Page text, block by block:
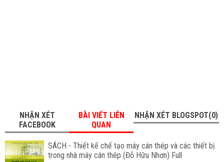
NHẬN XÉT
FACEBOOK
BÀI VIẾT LIÊN
QUAN
NHẬN XÉT BLOGSPOT(0)
SÁCH - Thiết kế chế tạo máy cán thép và các thiết bị
trong nhà máy cán thép (Đỗ Hữu Nhơn) Full